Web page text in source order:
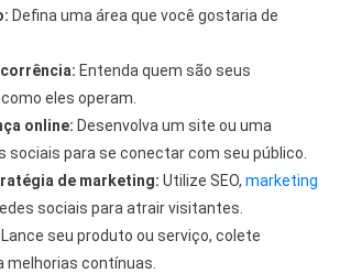
Defina uma área que você gostaria de
Entenda quem são seus
eles operam.
online: Desenvolva um site ou uma
sociais para se conectar com seu público.
de marketing: Utilize SEO, marketing
sociais para atrair visitantes.
Lance seu produto ou serviço, colete
melhorias contínuas.